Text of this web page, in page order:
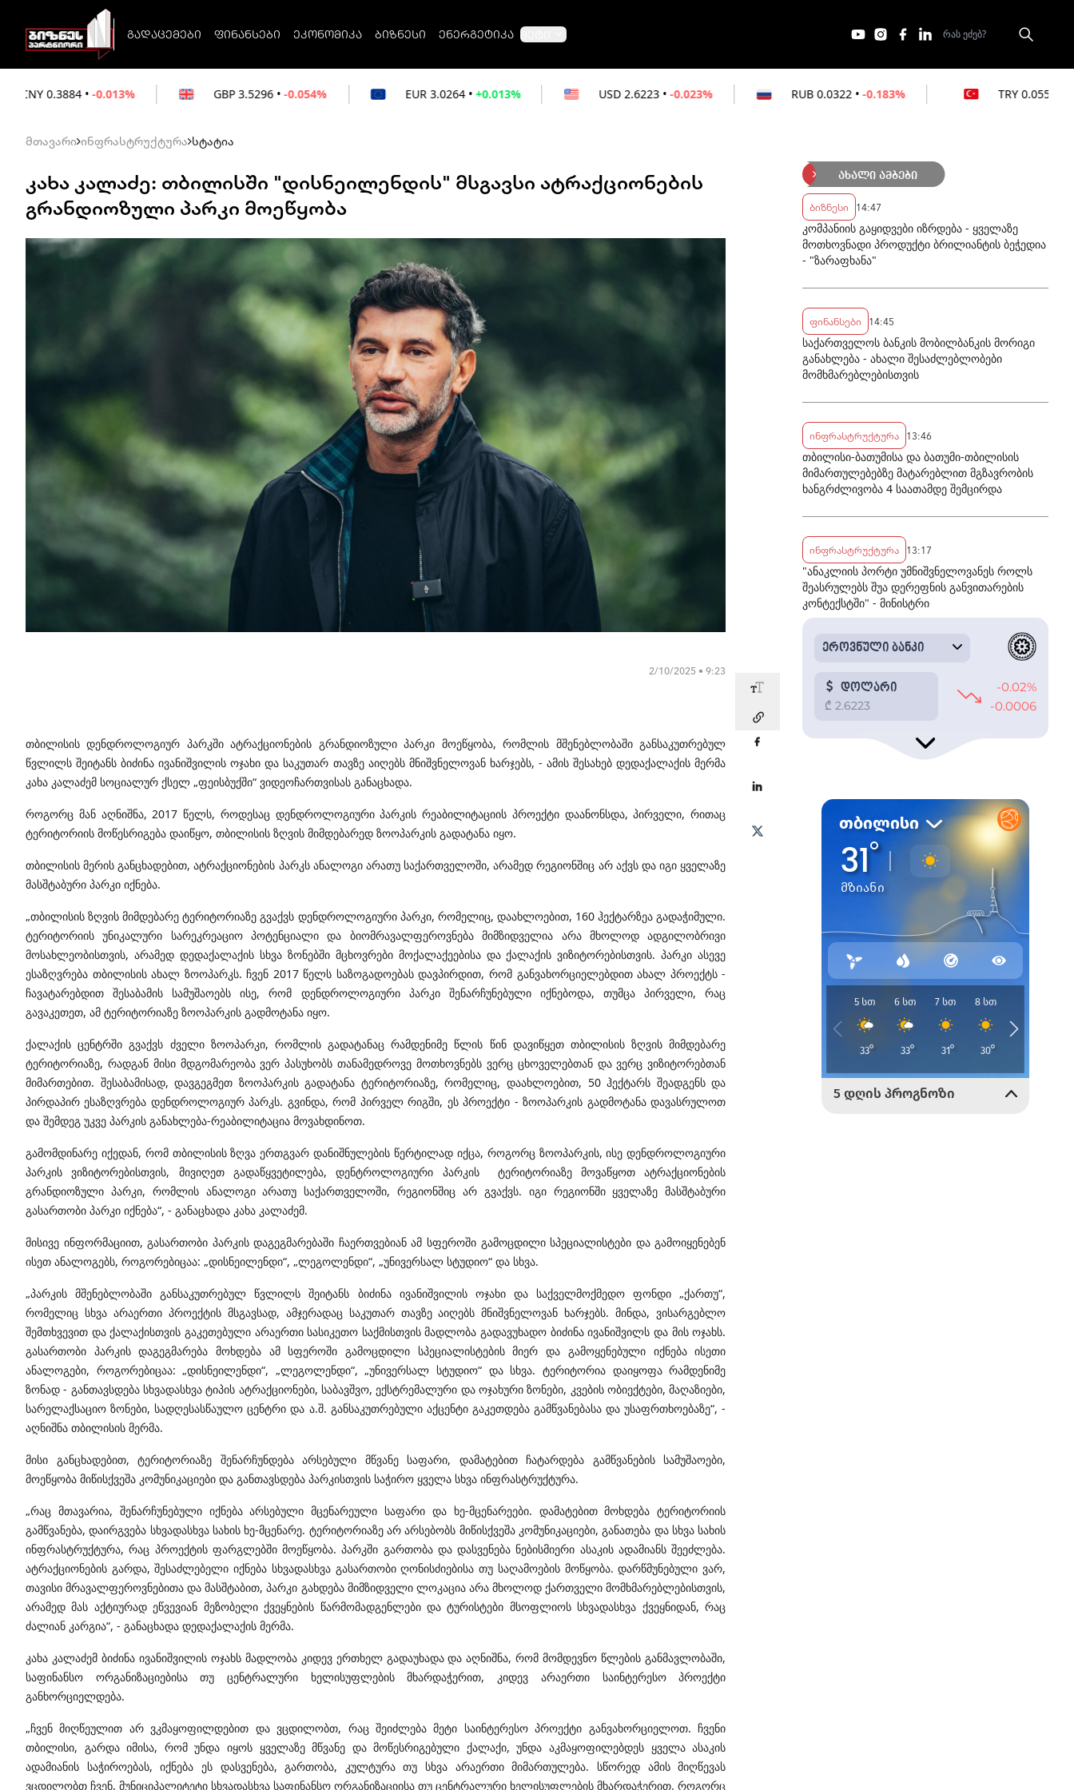
გადაცემები ფინანსები ეკონომიკა ბიზნესი ენერგეტიკა მეტი
GBP • -0.054% EUR • +0.013% USD • -0.023% RUB • -0.183% TRY • 0%
მთავარი ინფრასტრუქტურა სტატია
კახა კალაძე: თბილისში "დისნეილენდის" მსგავსი ატრაქციონების
გრანდიოზული პარკი მოეწყობა
2/10/2025 • 9:23
თბილისის დენდროლოგიურ პარკში ატრაქციონების გრანდიოზული პარკი მოეწყობა, რომლის მშენებლობაში განსაკუთრებულ
წვლილს შეიტანს ბიძინა ივანიშვილის ოჯახი და საკუთარ თავზე აიღებს მნიშვნელოვან ხარჯებს, - ამის შესახებ დედაქალაქის მერმა
კახა კალაძემ სოციალურ ქსელ „ფეისბუქში“ ვიდეოჩართვისას განაცხადა.
როგორც მან აღნიშნა, 2017 წელს, როდესაც დენდროლოგიური პარკის რეაბილიტაციის პროექტი დაანონსდა, პირველი, რითაც
ტერიტორიის მოწესრიგება დაიწყო, თბილისის ზღვის მიმდებარედ ზოოპარკის გადატანა იყო.
თბილისის მერის განცხადებით, ატრაქციონების პარკს ანალოგი არათუ საქართველოში, არამედ რეგიონშიც არ აქვს და იგი ყველაზე
მასშტაბური პარკი იქნება.
„თბილისის ზღვის მიმდებარე ტერიტორიაზე გვაქვს დენდროლოგიური პარკი, რომელიც, დაახლოებით, 160 ჰექტარზეა გადაჭიმული.
ტერიტორიის უნიკალური სარეკრეაციო პოტენციალი და ბიომრავალფეროვნება მიმზიდველია არა მხოლოდ ადგილობრივი
მოსახლეობისთვის, არამედ დედაქალაქის სხვა ზონებში მცხოვრები მოქალაქეებისა და ქალაქის ვიზიტორებისთვის. პარკი ასევე
ესაზღვრება თბილისის ახალ ზოოპარკს. ჩვენ 2017 წელს საზოგადოებას დავპირდით, რომ განვახორციელებდით ახალ პროექტს -
ჩავატარებდით შესაბამის სამუშაოებს ისე, რომ დენდროლოგიური პარკი შენარჩუნებული იქნებოდა, თუმცა პირველი, რაც
გავაკეთეთ, ამ ტერიტორიაზე ზოოპარკის გადმოტანა იყო.
ქალაქის ცენტრში გვაქვს ძველი ზოოპარკი, რომლის გადატანაც რამდენიმე წლის წინ დავიწყეთ თბილისის ზღვის მიმდებარე
ტერიტორიაზე, რადგან მისი მდგომარეობა ვერ პასუხობს თანამედროვე მოთხოვნებს ვერც ცხოველებთან და ვერც ვიზიტორებთან
მიმართებით. შესაბამისად, დავგეგმეთ ზოოპარკის გადატანა ტერიტორიაზე, რომელიც, დაახლოებით, 50 ჰექტარს შეადგენს და
პირდაპირ ესაზღვრება დენდროლოგიურ პარკს. გვინდა, რომ პირველ რიგში, ეს პროექტი - ზოოპარკის გადმოტანა დავასრულოთ
და შემდეგ უკვე პარკის განახლება-რეაბილიტაცია მოვახდინოთ.
გამომდინარე იქედან, რომ თბილისის ზღვა ერთგვარ დანიშნულების წერტილად იქცა, როგორც ზოოპარკის, ისე დენდროლოგიური
პარკის ვიზიტორებისთვის, მივიღეთ გადაწყვეტილება, დენტროლოგიური პარკის ტერიტორიაზე მოვაწყოთ ატრაქციონების
გრანდიოზული პარკი, რომლის ანალოგი არათუ საქართველოში, რეგიონშიც არ გვაქვს. იგი რეგიონში ყველაზე მასშტაბური
გასართობი პარკი იქნება“, - განაცხადა კახა კალაძემ.
მისივე ინფორმაციით, გასართობი პარკის დაგეგმარებაში ჩაერთვებიან ამ სფეროში გამოცდილი სპეციალისტები და გამოიყენებენ
ისეთ ანალოგებს, როგორებიცაა: „დისნეილენდი“, „ლეგოლენდი“, „უნივერსალ სტუდიო“ და სხვა.
„პარკის მშენებლობაში განსაკუთრებულ წვლილს შეიტანს ბიძინა ივანიშვილის ოჯახი და საქველმოქმედო ფონდი „ქართუ“,
რომელიც სხვა არაერთი პროექტის მსგავსად, ამჯერადაც საკუთარ თავზე აიღებს მნიშვნელოვან ხარჯებს. მინდა, ვისარგებლო
შემთხვევით და ქალაქისთვის გაკეთებული არაერთი სასიკეთო საქმისთვის მადლობა გადავუხადო ბიძინა ივანიშვილს და მის ოჯახს.
გასართობი პარკის დაგეგმარება მოხდება ამ სფეროში გამოცდილი სპეციალისტების მიერ და გამოყენებული იქნება ისეთი
ანალოგები, როგორებიცაა: „დისნეილენდი“, „ლეგოლენდი“, „უნივერსალ სტუდიო“ და სხვა. ტერიტორია დაიყოფა რამდენიმე
ზონად - განთავსდება სხვადასხვა ტიპის ატრაქციონები, საბავშვო, ექსტრემალური და ოჯახური ზონები, კვების ობიექტები, მაღაზიები,
სარელაქსაციო ზონები, სადღესასწაულო ცენტრი და ა.შ. განსაკუთრებული აქცენტი გაკეთდება გამწვანებასა და უსაფრთხოებაზე“, -
აღნიშნა თბილისის მერმა.
მისი განცხადებით, ტერიტორიაზე შენარჩუნდება არსებული მწვანე საფარი, დამატებით ჩატარდება გამწვანების სამუშაოები,
მოეწყობა მიწისქვეშა კომუნიკაციები და განთავსდება პარკისთვის საჭირო ყველა სხვა ინფრასტრუქტურა.
„რაც მთავარია, შენარჩუნებული იქნება არსებული მცენარეული საფარი და ხე-მცენარეები. დამატებით მოხდება ტერიტორიის
გამწვანება, დაირგვება სხვადასხვა სახის ხე-მცენარე. ტერიტორიაზე არ არსებობს მიწისქვეშა კომუნიკაციები, განათება და სხვა სახის
ინფრასტრუქტურა, რაც პროექტის ფარგლებში მოეწყობა. პარკში გართობა და დასვენება ნებისმიერი ასაკის ადამიანს შეეძლება.
ატრაქციონების გარდა, შესაძლებელი იქნება სხვადასხვა გასართობი ღონისძიებისა თუ საღამოების მოწყობა. დარწმუნებული ვარ,
თავისი მრავალფეროვნებითა და მასშტაბით, პარკი გახდება მიმზიდველი ლოკაცია არა მხოლოდ ქართველი მომხმარებლებისთვის,
არამედ მას აქტიურად ეწვევიან მეზობელი ქვეყნების წარმომადგენლები და ტურისტები მსოფლიოს სხვადასხვა ქვეყნიდან, რაც
ძალიან კარგია“, - განაცხადა დედაქალაქის მერმა.
კახა კალაძემ ბიძინა ივანიშვილის ოჯახს მადლობა კიდევ ერთხელ გადაუხადა და აღნიშნა, რომ მომდევნო წლების განმავლობაში,
საფინანსო ორგანიზაციებისა თუ ცენტრალური ხელისუფლების მხარდაჭერით, კიდევ არაერთი საინტერესო პროექტი
განხორციელდება.
„ჩვენ მიღწეულით არ ვკმაყოფილდებით და ვცდილობთ, რაც შეიძლება მეტი საინტერესო პროექტი განვახორციელოთ. ჩვენი
თბილისი, გარდა იმისა, რომ უნდა იყოს ყველაზე მწვანე და მოწესრიგებული ქალაქი, უნდა აკმაყოფილებდეს ყველა ასაკის
ადამიანის საჭიროებას, იქნება ეს დასვენება, გართობა, კულტურა თუ სხვა არაერთი მიმართულება. სწორედ ამის მიღწევას
ვცდილობთ ჩვენ, მუნიციპალიტეტი სხვადასხვა საფინანსო ორგანიზაციისა თუ ცენტრალური ხელისუფლების მხარდაჭერით. როგორც
ახალი ამბები
ბიზნესი 14:47
კომპანიის გაყიდვები იზრდება - ყველაზე
მოთხოვნადი პროდუქტი ბრილიანტის ბეჭედია
- "ზარაფხანა"
ფინანსები 14:45
საქართველოს ბანკის მობილბანკის მორიგი
განახლება - ახალი შესაძლებლობები
მომხმარებლებისთვის
ინფრასტრუქტურა 13:46
თბილისი-ბათუმისა და ბათუმი-თბილისის
მიმართულებებზე მატარებლით მგზავრობის
ხანგრძლივობა 4 საათამდე შემცირდა
ინფრასტრუქტურა 13:17
"ანაკლიის პორტი უმნიშვნელოვანეს როლს
შეასრულებს შუა დერეფნის განვითარების
კონტექსტში" - მინისტრი